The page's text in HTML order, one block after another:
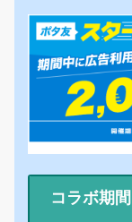
コラボ期